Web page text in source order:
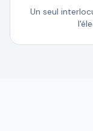
Un seul